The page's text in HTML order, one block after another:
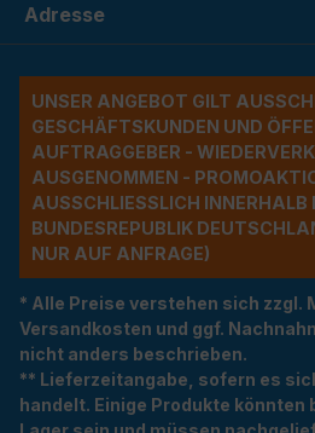
Adresse
UNSER ANGEBOT GILT
ESCHÄFTSKUNDEN UND
UFTRAGGEBER -
USGENOMMEN -
USSCHLIESSLICH INNERHALB
NDESREPUBLIK DEUTSCHLAND
R AUF ANFRAGE)
* Alle Preise verstehen sich zzgl.
Versandkosten und ggf.
nicht anders beschrieben.
** Lieferzeitangabe, sofern es
handelt. Einige Produkte